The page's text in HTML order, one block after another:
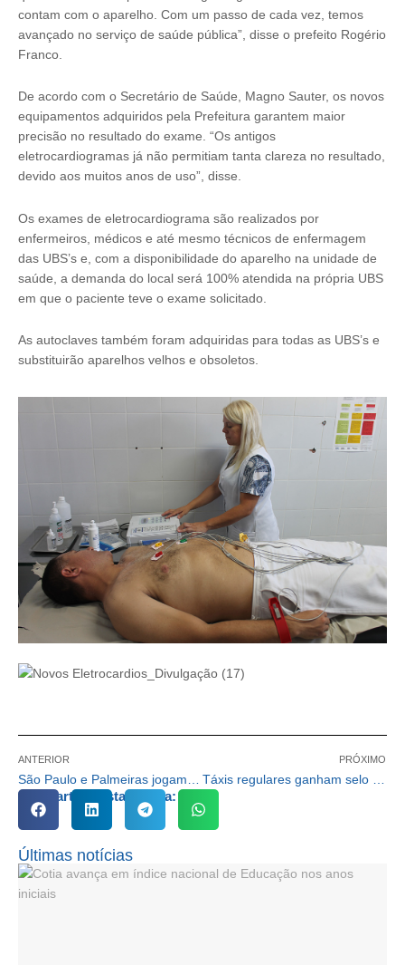
contam com o aparelho. Com um passo de cada vez, temos
avançado no serviço de saúde pública”, disse o prefeito Rogério
Franco.
De acordo com o Secretário de Saúde, Magno Sauter, os novos
equipamentos adquiridos pela Prefeitura garantem maior
precisão no resultado do exame. “Os antigos
eletrocardiogramas já não permitiam tanta clareza no resultado,
devido aos muitos anos de uso”, disse.
Os exames de eletrocardiograma são realizados por
enfermeiros, médicos e até mesmo técnicos de enfermagem
das UBS’s e, com a disponibilidade do aparelho na unidade de
saúde, a demanda do local será 100% atendida na própria UBS
em que o paciente teve o exame solicitado.
As autoclaves também foram adquiridas para todas as UBS’s e
substituirão aparelhos velhos e obsoletos.
ANTERIOR
São Paulo e Palmeiras jogam pelo Paulista de Futebol Americano em Cotia
PRÓXIMO
Táxis regulares ganham selo de autorização em Cotia
Compartilhe esta notícia:
Últimas notícias